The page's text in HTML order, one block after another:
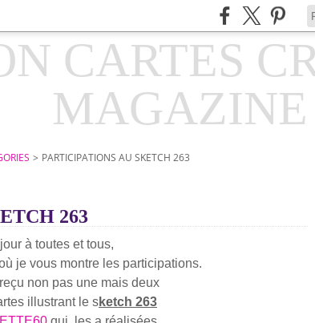
> PARTICIPATIONS AU SKETCH 263
263
à toutes et tous,
je vous montre les participations.
non pas une mais deux
illustrant le sketch 263